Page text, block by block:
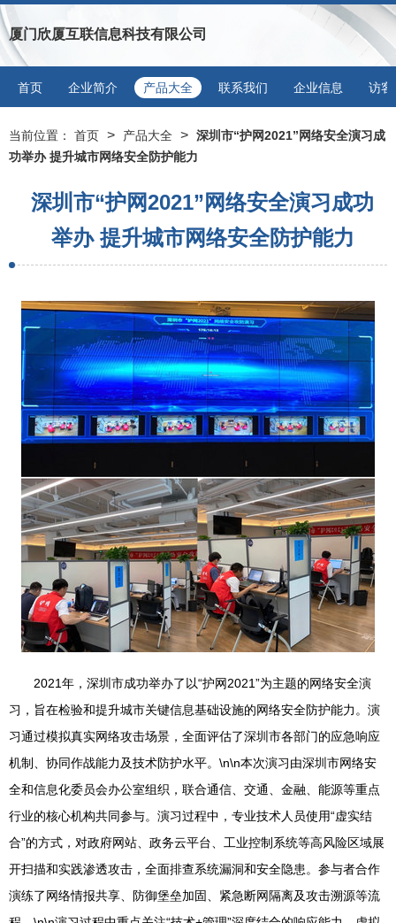
厦门欣厦互联信息科技有限公司
首页 企业简介 产品大全 联系我们 企业信息 访客
当前位置： 首页 > 产品大全 > 深圳市“护网2021”网络安全演习成
功举办 提升城市网络安全防护能力
深圳市“护网2021”网络安全演习成功
举办 提升城市网络安全防护能力
2021年，深圳市成功举办了以“护网2021”为主题的网络安全演
习，旨在检验和提升城市关键信息基础设施的网络安全防护能力。演
习通过模拟真实网络攻击场景，全面评估了深圳市各部门的应急响应
机制、协同作战能力及技术防护水平。\n\n本次演习由深圳市网络安
全和信息化委员会办公室组织，联合通信、交通、金融、能源等重点
行业的核心机构共同参与。演习过程中，专业技术人员使用“虚实结
合”的方式，对政府网站、政务云平台、工业控制系统等高风险区域展
开扫描和实践渗透攻击，全面排查系统漏洞和安全隐患。参与者合作
演练了网络情报共享、防御堡垒加固、紧急断网隔离及攻击溯源等流